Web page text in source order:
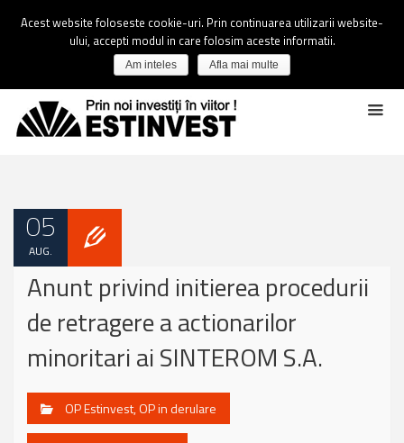
05
AUG.
Anunt privind initierea procedurii
de retragere a actionarilor
minoritari ai SINTEROM S.A.
OP Estinvest,OP in derulare
Acest website foloseste cookie-uri. Prin continuarea utilizarii website-
ului, accepti modul in care folosim aceste informatii.
Am inteles Afla mai multe